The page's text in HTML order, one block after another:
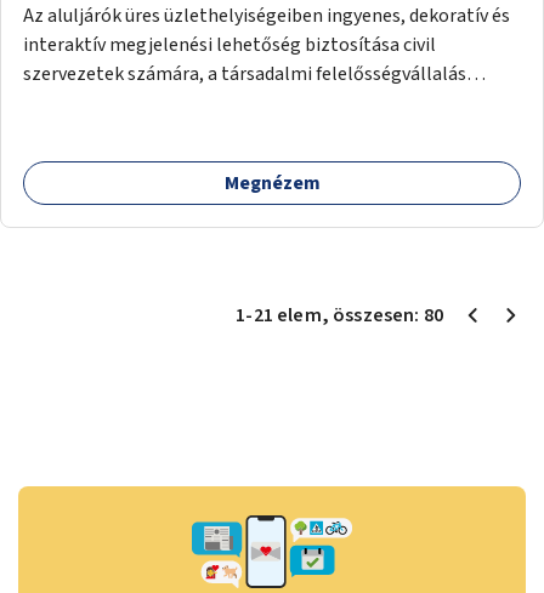
Az aluljárók üres üzlethelyiségeiben ingyenes, dekoratív és
interaktív megjelenési lehetőség biztosítása civil
szervezetek számára, a társadalmi felelősségvállalás
például rajzokkal, kérdésekkel, üzenetküldési lehetőséggel
vagy akciónapokkal – bérleti és közüzemi díjak nélkül, a
Megnézem
1-21 elem, összesen: 80